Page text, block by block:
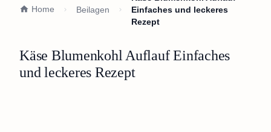
Home Beilagen
Einfaches und leckeres
Rezept
Käse Blumenkohl Auflauf Einfaches
und leckeres Rezept